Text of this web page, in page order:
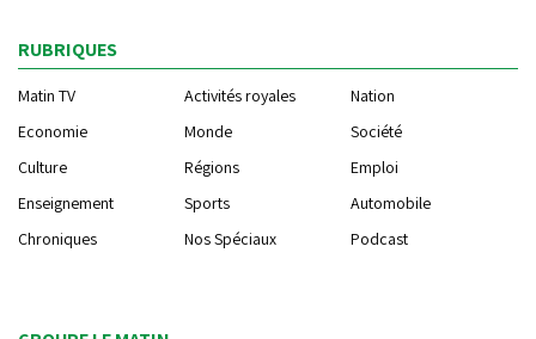
RUBRIQUES
Matin TV Activités royales
Nation
Economie
Monde
Société
Culture
Régions
Emploi
Enseignement
Sports
Automobile
Chroniques
Nos Spéciaux Podcast